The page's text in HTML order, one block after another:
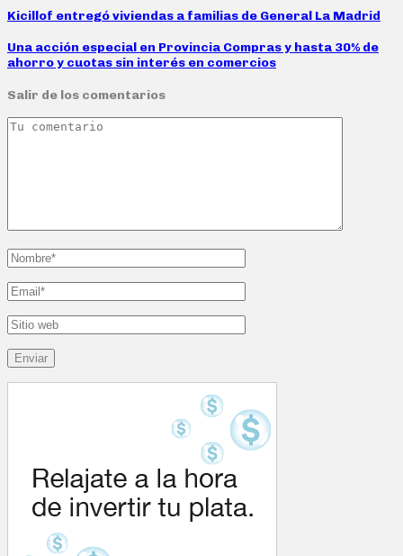
Kicillof entregó viviendas a familias de General La Madrid
Una acción especial en Provincia Compras y hasta 30% de
ahorro y cuotas sin interés en comercios
Salir de los comentarios